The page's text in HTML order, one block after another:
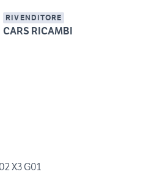
RIVENDITORE
CARS RICAMBI
X3 G01